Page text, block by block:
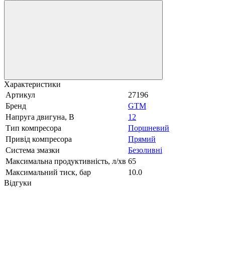
Характеристики
Артикул
27196
Бренд
GTM
Напруга двигуна, В
12
Тип компресора
Поршневий
Привід компресора
Прямий
Система змазки
Безоливні
Максимальна продуктивність, л/хв 65
Максимальний тиск, бар
10.0
Відгуки